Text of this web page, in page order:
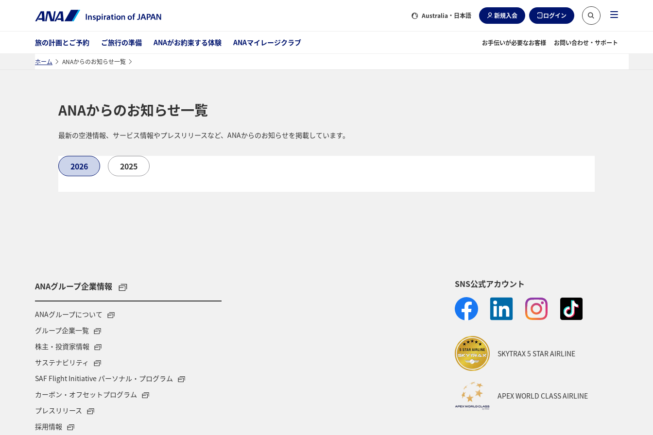
Australia ・日本語 新規入会 ログイン
旅の計画とご予約 ご旅行の準備 ANAがお約束する体験 ANAマイレージクラブ お手伝いが必要なお客様 お問い合わせ・サポート
ホーム ANAからのお知らせ一覧
ANAからのお知らせ一覧
最新の空港情報、サービス情報やプレスリリースなど、ANAからのお知らせを掲載しています。
2026 2025
ANAグループ企業情報
ANAグループについて
グループ企業一覧
株主・投資家情報
サステナビリティ
SAF Flight Initiative パーソナル・プログラム
カーボン・オフセットプログラム
プレスリリース
採用情報
SNS公式アカウント
SKYTRAX 5 STAR AIRLINE
APEX WORLD CLASS AIRLINE